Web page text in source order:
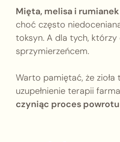
Mięta, melisa i
choć często
toksyn. A dla tych,
sprzymierzeńcem.
Warto pamiętać, że
uzupełnienie terapii
czyniąc proces